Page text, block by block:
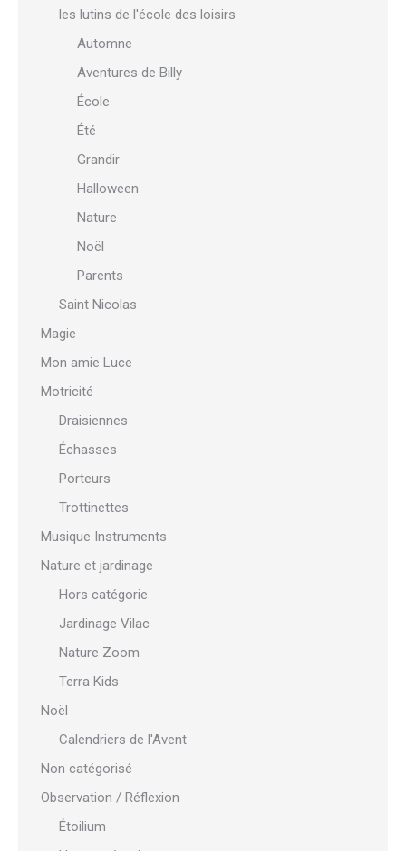
les lutins de l'école des loisirs
Automne
Aventures de Billy
École
Été
Grandir
Halloween
Nature
Noël
Parents
Saint Nicolas
Magie
Mon amie Luce
Motricité
Draisiennes
Échasses
Porteurs
Trottinettes
Musique Instruments
Nature et jardinage
Hors catégorie
Jardinage Vilac
Nature Zoom
Terra Kids
Noël
Calendriers de l'Avent
Non catégorisé
Observation / Réflexion
Étoilium